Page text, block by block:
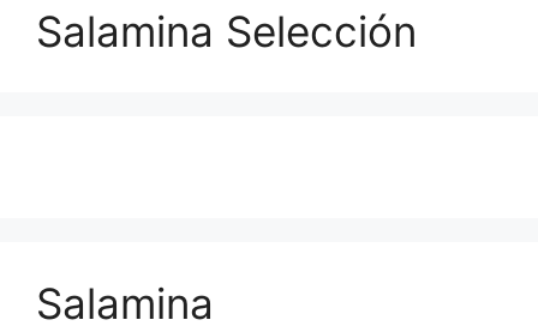
Salamina Selección
Salamina